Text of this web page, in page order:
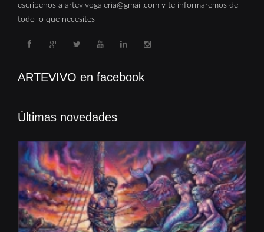
escríbenos a artevivogaleria@gmail.com y te informaremos de
todo lo que necesites
ARTEVIVO en facebook
Últimas novedades